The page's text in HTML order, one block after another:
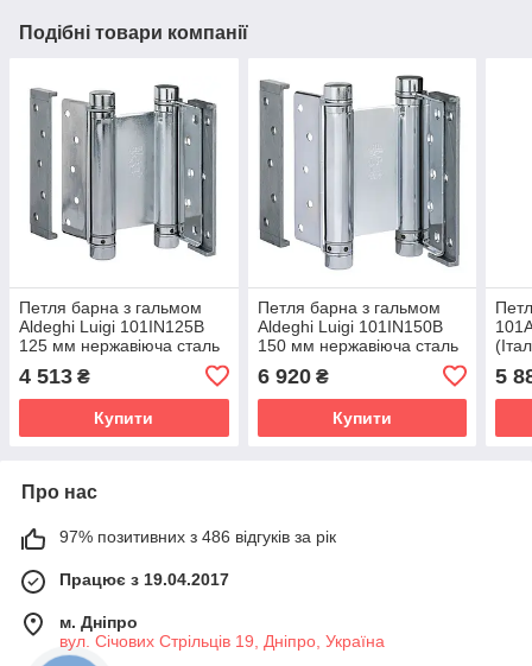
Подібні товари компанії
Петля барна з гальмом
Aldeghi Luigi 101IN125B
125 мм нержавіюча сталь
4 513 ₴
Купити
Петля барна з гальмом
Aldeghi Luigi 101IN150B
150 мм нержавіюча сталь
6 920₴
Купити
5
Про нас
97% позитивних з 486 відгуків за рік
Працює з 19.04.2017
м. Дніпро
вул. Січових Стрільців 19, Дніпро, Україна